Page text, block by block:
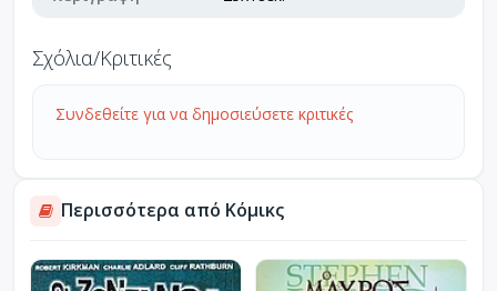
Σχόλια/Κριτικές
Συνδεθείτε για να δημοσιεύσετε κριτικές
Περισσότερα από Κόμικς